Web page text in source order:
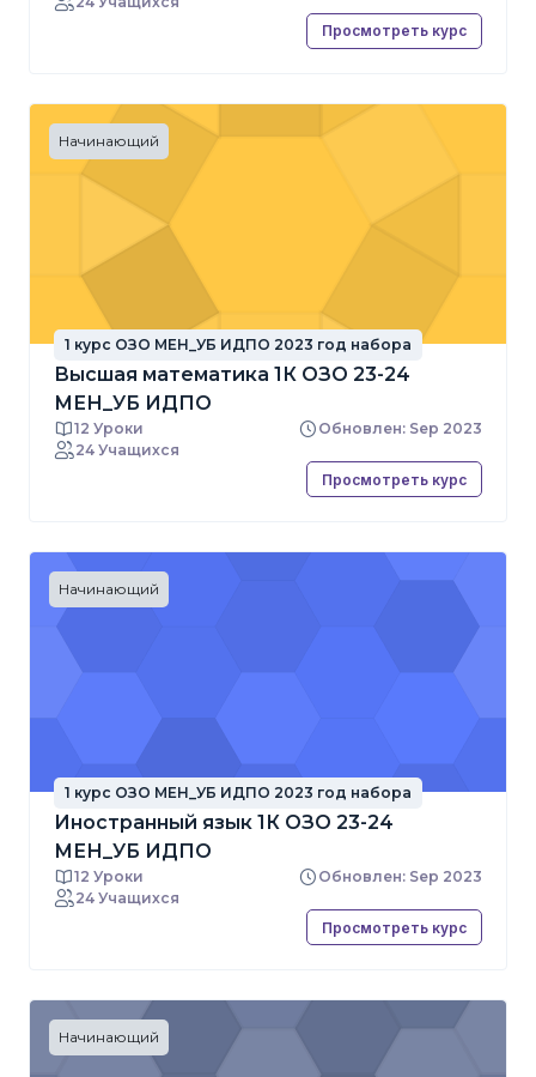
Просмотреть курс
Начинающий
1 курс ОЗО МЕН_УБ ИДПО 2023 год набора
Высшая математика 1К ОЗО 23-24
МЕН_УБ ИДПО
12 Уроки
Обновлен: Sep 2023
24 Учащихся
Просмотреть курс
Начинающий
1 курс ОЗО МЕН_УБ ИДПО 2023 год набора
Иностранный язык 1К ОЗО 23-24
МЕН_УБ ИДПО
12 Уроки
Обновлен: Sep 2023
24 Учащихся
Просмотреть курс
Начинающий